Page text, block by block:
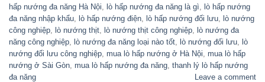
hấp nướng đa năng Hà Nội
lò hấp nướng đa năng là gì
lò hấp nướng
đa năng nhập khẩu
lò hấp nướng điện lò hấp nướng đối lưu
lò nướng
công nghiệp
lò nướng thịt lò nướng thịt công nghiệp
lò nướng đa
năng công nghiệp
lò nướng đa năng loại nào tốt lò nướng đối lưu
lò
nướng đối lưu công nghiệp mua lò hấp nướng ở Hà Nội mua lò hấp
nướng ở Sài Gòn mua lò hấp nướng đa năng thanh lý lò hấp nướng
đa năng
Leave a comment